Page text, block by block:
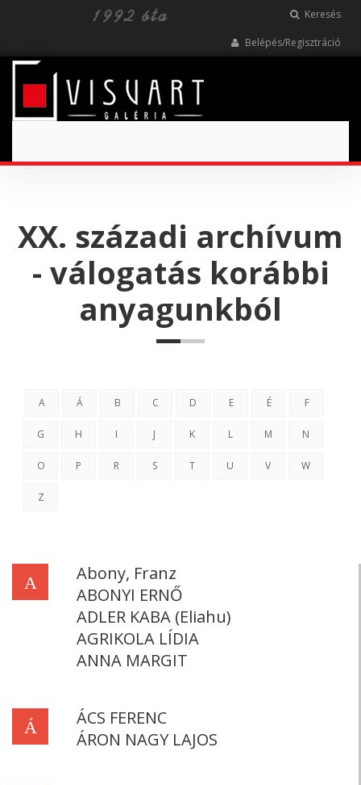
Keresés
Belépés/Regisztráció
XX. századi archívum
- válogatás korábbi
anyagunkból
A Á B C D E É F
G H I J K L M N
O P R S T U V W
Z
A
Abony, Franz
ABONYI ERNŐ
ADLER KABA (Eliahu)
AGRIKOLA LÍDIA
ANNA MARGIT
Á
ÁCS FERENC
ÁRON NAGY LAJOS